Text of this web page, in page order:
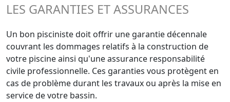
LES GARANTIES ET ASSURANCES
Un bon pisciniste doit offrir une garantie décennale
couvrant les dommages relatifs à la construction de
votre piscine ainsi qu'une assurance responsabilité
civile professionnelle. Ces garanties vous protègent en
cas de problème durant les travaux ou après la mise en
service de votre bassin.